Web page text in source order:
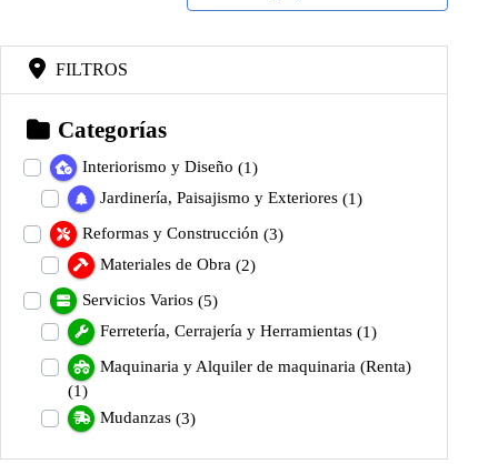
FILTROS
Categorías
Interiorismo y Diseño (1)
Jardinería, Paisajismo y Exteriores (1)
Reformas y Construcción (3)
Materiales de Obra (2)
Servicios Varios (5)
Ferretería, Cerrajería y Herramientas (1)
Maquinaria y Alquiler de maquinaria (Renta)
(1)
Mudanzas (3)